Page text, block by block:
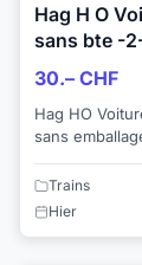
Hag H O
sans bte -
30.– CHF
Hag HO
sans emballage original . Porte
Trains
Hier